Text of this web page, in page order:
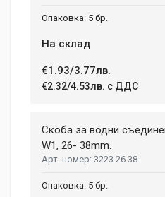
5 бр.
На склад
€1.93/3.77лв.
€2.32/4.53лв. с ДДС
Скоба за водни
W1, 26- 38mm.
3223 26 38
5 бр.